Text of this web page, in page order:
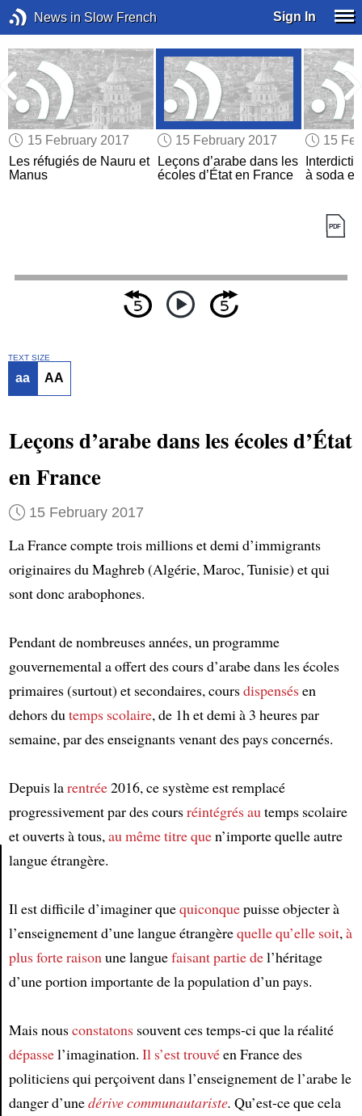
News in Slow French Sign In
15 February 2017
Les réfugiés de Nauru et
Manus
15 February 2017
Leçons d’arabe dans les
écoles d’État en France
15
à soda
TEXT SIZE
aa AA
Leçons d’arabe dans les écoles d’État
en France
15 February 2017
La France compte trois millions et demi d’immigrants
originaires du Maghreb (Algérie, Maroc, Tunisie) et qui
sont donc arabophones.
Pendant de nombreuses années, un programme
gouvernemental a offert des cours d’arabe dans les écoles
primaires (surtout) et secondaires, coursdispensésen
dehors dutemps scolaire, de 1h et demi à 3 heures par
semaine, par des enseignants venant des pays concernés.
Depuis larentrée2016, ce système est remplacé
progressivement par des coursréintégrés autemps scolaire
et ouverts à tous,au même titre quen’importe quelle autre
langue étrangère.
Il est difficile d’imaginer quequiconquepuisse objecter à
l’enseignement d’une langue étrangèrequelle qu’elle soit,à
plus forte raisonune languefaisant partie del’héritage
d’une portion importante de la population d’un pays.
Mais nousconstatonssouvent ces temps-ci que la réalité
dépassel’imagination. Il s’est trouvéen France des
politiciens qui perçoivent dans l’enseignement de l’arabe le
danger d’unedérive communautariste. Qu’est-ce que cela